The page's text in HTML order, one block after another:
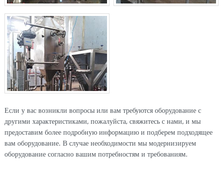
Если у вас возникли вопросы или вам требуются оборудование с
другими характеристиками, пожалуйста, свяжитесь с нами, и мы
предоставим более подробную информацию и подберем подходящее
вам оборудование. В случае необходимости мы модернизируем
оборудование согласно вашим потребностям и требованиям.